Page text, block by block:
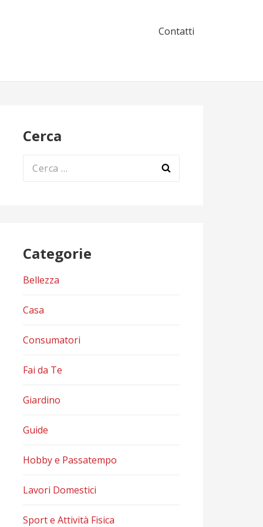
Contatti
Cerca
Ricerca
Categorie
Bellezza
Casa
Consumatori
Fai da Te
Giardino
Guide
Hobby e Passatempo
Lavori Domestici
Sport e Attività Fisica